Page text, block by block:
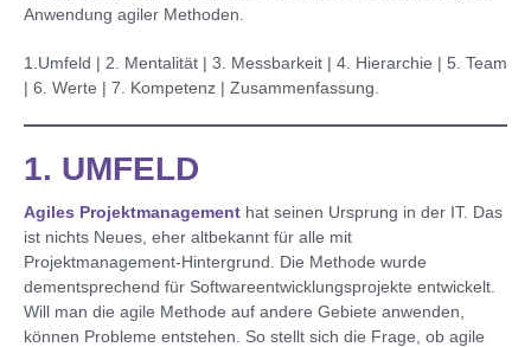
Anwendung agiler Methoden.
1.Umfeld | 2. Mentalität | 3. Messbarkeit | 4. Hierarchie | 5. Team
| 6. Werte | 7. Kompetenz | Zusammenfassung.
1. UMFELD
Agiles Projektmanagement hat seinen Ursprung in der IT. Das
ist nichts Neues, eher altbekannt für alle mit
Projektmanagement-Hintergrund. Die Methode wurde
dementsprechend für Softwareentwicklungsprojekte entwickelt.
Will man die agile Methode auf andere Gebiete anwenden,
können Probleme entstehen. So stellt sich die Frage, ob agile